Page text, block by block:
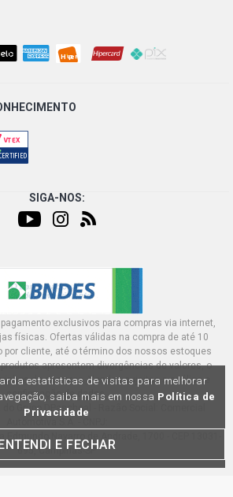
SIGA-NOS:
exclusivos para compras via internet,
físicas. Ofertas válidas na compra de até 10
por cliente, até o término dos nossos estoques
apresentem divergências de valores, o
de compras. Vendas sujeitas a análise e
confirmação de dados.
Grupo DPaschoal - Razão Social: Comercial
695, Campinas-SP
estatísticas de visitas para melhorar
saiba mais em nossa Política de
Privacidade
E FECHAR